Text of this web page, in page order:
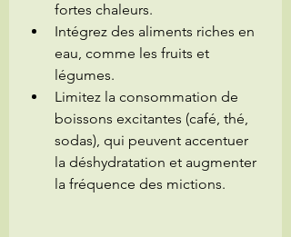
fortes chaleurs.
Intégrez des aliments riches en
eau, comme les fruits et
légumes.
Limitez la consommation de
boissons excitantes (café, thé,
sodas), qui peuvent accentuer
la déshydratation et augmenter
la fréquence des mictions.